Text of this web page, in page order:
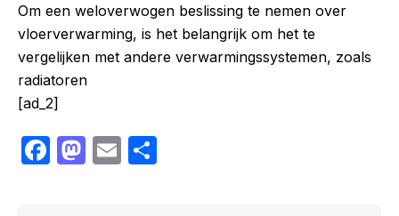
Om een weloverwogen beslissing te nemen over
vloerverwarming, is het belangrijk om het te
vergelijken met andere verwarmingssystemen, zoals
radiatoren
[ad_2]
F
M E